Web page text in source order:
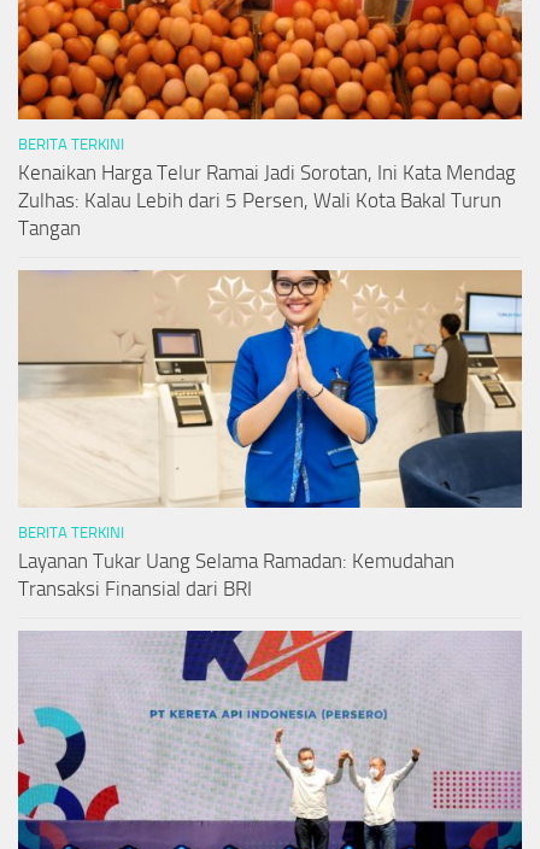
BERITA TERKINI
Kenaikan Harga Telur Ramai Jadi Sorotan, Ini Kata Mendag
Zulhas: Kalau Lebih dari 5 Persen, Wali Kota Bakal Turun
Tangan
BERITA TERKINI
Layanan Tukar Uang Selama Ramadan: Kemudahan
Transaksi Finansial dari BRI